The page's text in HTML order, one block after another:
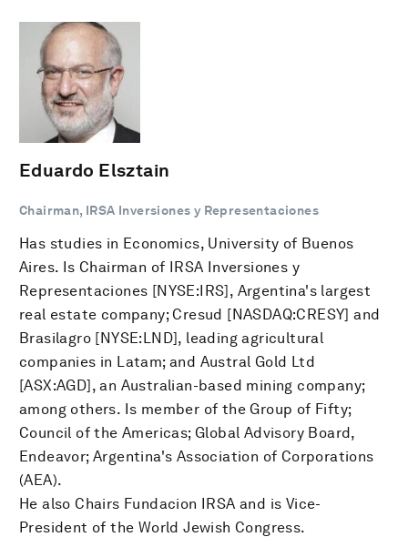
Eduardo Elsztain
Chairman, IRSA Inversiones y Representaciones
Has studies in Economics, University of Buenos
Aires. Is Chairman of IRSA Inversiones y
Representaciones [NYSE:IRS], Argentina's largest
real estate company; Cresud [NASDAQ:CRESY] and
Brasilagro [NYSE:LND], leading agricultural
companies in Latam; and Austral Gold Ltd
[ASX:AGD], an Australian-based mining company;
among others. Is member of the Group of Fifty;
Council of the Americas; Global Advisory Board,
Endeavor; Argentina's Association of Corporations
(AEA).
He also Chairs Fundacion IRSA and is Vice-
President of the World Jewish Congress.